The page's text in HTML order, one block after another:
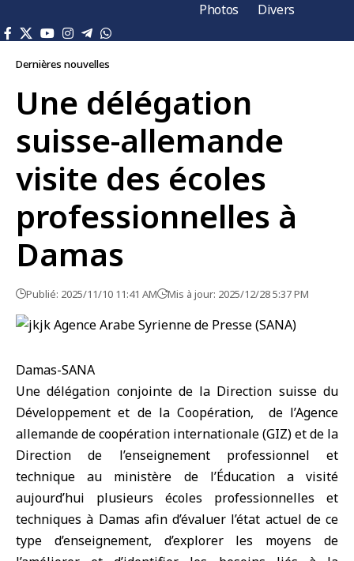
Photos
Divers
Dernières nouvelles
Une délégation
suisse-allemande
visite des écoles
professionnelles à
Damas
Publié: 2025/11/10 11:41 AM Mis à jour: 2025/12/28 5:37 PM
Damas-SANA
Une délégation conjointe de la Direction suisse du
Développement et de la Coopération, de l’Agence
allemande de coopération internationale (GIZ) et de la
Direction de l’enseignement professionnel et
technique au ministère de l’Éducation a visité
aujourd’hui plusieurs écoles professionnelles et
techniques à Damas afin d’évaluer l’état actuel de ce
type d’enseignement, d’explorer les moyens de